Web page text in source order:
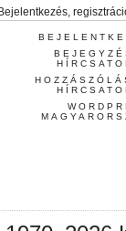
Bejelentkezés,